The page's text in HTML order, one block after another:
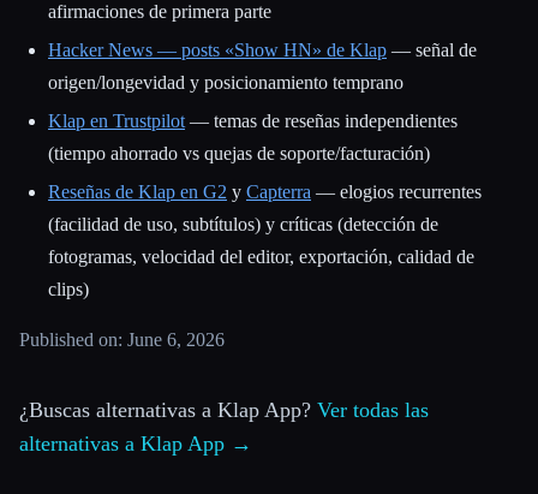
afirmaciones de primera parte
Hacker News — posts «Show HN» de Klap — señal de
origen/longevidad y posicionamiento temprano
Klap en Trustpilot — temas de reseñas independientes
(tiempo ahorrado vs quejas de soporte/facturación)
Reseñas de Klap en G2 y Capterra — elogios recurrentes
(facilidad de uso, subtítulos) y críticas (detección de
fotogramas, velocidad del editor, exportación, calidad de
clips)
Published on: June 6, 2026
¿Buscas alternativas a Klap App? Ver todas las
alternativas a Klap App →